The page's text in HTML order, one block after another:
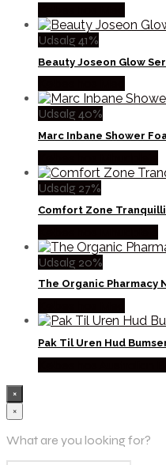
Udsalg 41%
Beauty Joseon Glow
Udsalg 40%
Marc Inbane Shower
Udsalg 27%
Comfort Zone
Udsalg 20%
The Organic Pharmacy
Pak Til Uren Hud
×
×
What are you looking for?